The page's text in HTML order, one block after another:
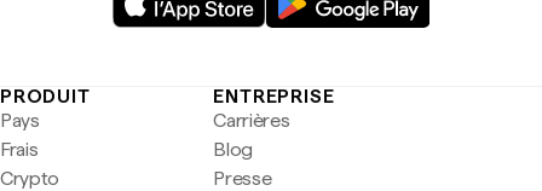
PRODUIT
Pays
Frais
Crypto
ENTREPRISE
Carrières
Blog
Presse